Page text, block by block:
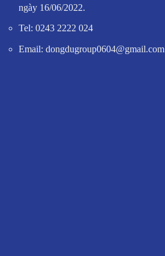
ngày 16/06/2022.
Tel: 0243 2222 024
Email: dongdugroup0604@gmail.com